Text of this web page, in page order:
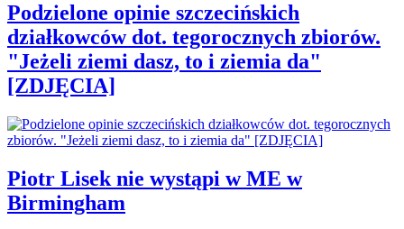
Podzielone opinie szczecińskich
działkowców dot. tegorocznych zbiorów.
"Jeżeli ziemi dasz, to i ziemia da"
[ZDJĘCIA]
Piotr Lisek nie wystąpi w ME w
Birmingham